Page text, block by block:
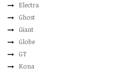
Electra
Ghost
Giant
Globe
GT
Kona